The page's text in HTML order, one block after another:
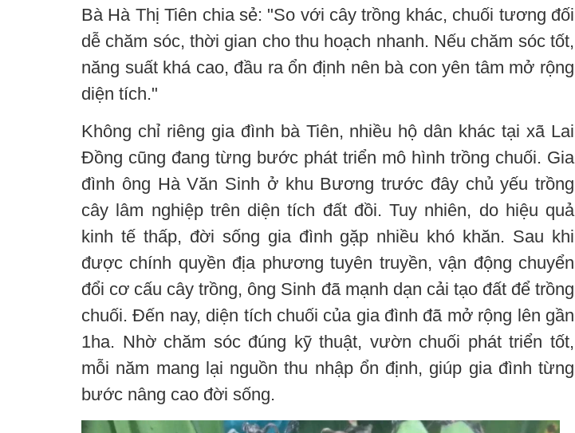
Bà Hà Thị Tiên chia sẻ: "So với cây trồng khác, chuối tương đối
dễ chăm sóc, thời gian cho thu hoạch nhanh. Nếu chăm sóc tốt,
năng suất khá cao, đầu ra ổn định nên bà con yên tâm mở rộng
diện tích."
Không chỉ riêng gia đình bà Tiên, nhiều hộ dân khác tại xã Lai
Đồng cũng đang từng bước phát triển mô hình trồng chuối. Gia
đình ông Hà Văn Sinh ở khu Bương trước đây chủ yếu trồng
cây lâm nghiệp trên diện tích đất đồi. Tuy nhiên, do hiệu quả
kinh tế thấp, đời sống gia đình gặp nhiều khó khăn. Sau khi
được chính quyền địa phương tuyên truyền, vận động chuyển
đổi cơ cấu cây trồng, ông Sinh đã mạnh dạn cải tạo đất để trồng
chuối. Đến nay, diện tích chuối của gia đình đã mở rộng lên gần
1ha. Nhờ chăm sóc đúng kỹ thuật, vườn chuối phát triển tốt,
mỗi năm mang lại nguồn thu nhập ổn định, giúp gia đình từng
bước nâng cao đời sống.